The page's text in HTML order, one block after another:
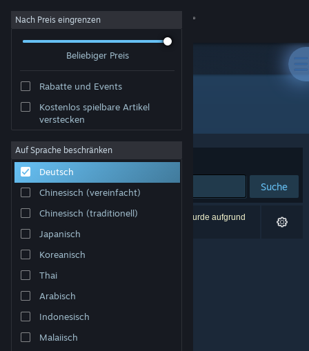
Anmelden
Info
Support
Sprache ändern
Steam-Mobile-App herunterladen
Desktopversion anzeigen
Nach Preis eingrenzen
Beliebiger Preis
Rabatte und Events
Kostenlos spielbare Artikel
verstecken
Auf Sprache beschränken
Deutsch
Chinesisch (vereinfacht)
Chinesisch (traditionell)
Japanisch
Koreanisch
Thai
Arabisch
Indonesisch
Malaiisch
Entwickler: Che
Sortieren nach Relevanz
Suche
0 Ergebnisse entsprechen Ihrer Suche. 1 Titel wurde aufgrund
Ihrer Einstellungen ausgeschlossen.